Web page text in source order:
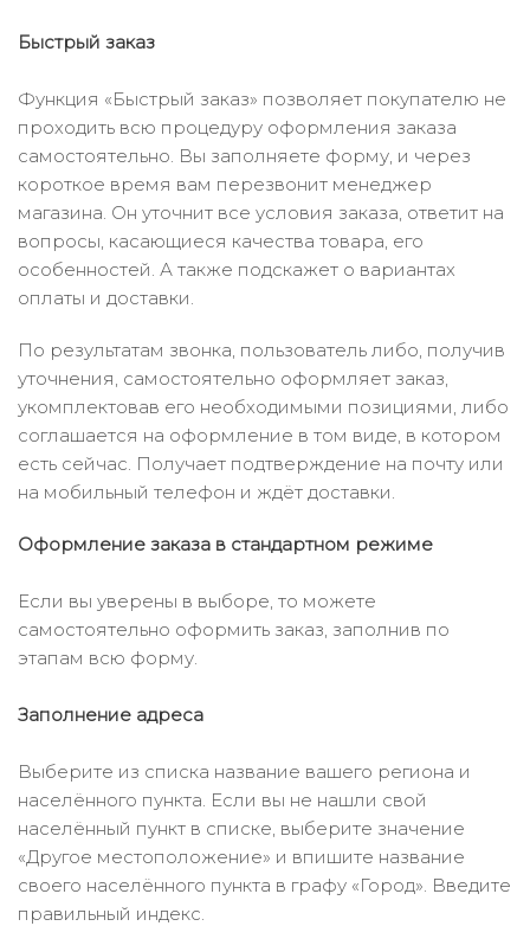
Быстрый заказ
Функция «Быстрый заказ» позволяет покупателю не
проходить всю процедуру оформления заказа
самостоятельно. Вы заполняете форму, и через
короткое время вам перезвонит менеджер
магазина. Он уточнит все условия заказа, ответит на
вопросы, касающиеся качества товара, его
особенностей. А также подскажет о вариантах
оплаты и доставки.
По результатам звонка, пользователь либо, получив
уточнения, самостоятельно оформляет заказ,
укомплектовав его необходимыми позициями, либо
соглашается на оформление в том виде, в котором
есть сейчас. Получает подтверждение на почту или
на мобильный телефон и ждёт доставки.
Оформление заказа в стандартном режиме
Если вы уверены в выборе, то можете
самостоятельно оформить заказ, заполнив по
этапам всю форму.
Заполнение адреса
Выберите из списка название вашего региона и
населённого пункта. Если вы не нашли свой
населённый пункт в списке, выберите значение
«Другое местоположение» и впишите название
своего населённого пункта в графу «Город». Введите
правильный индекс.